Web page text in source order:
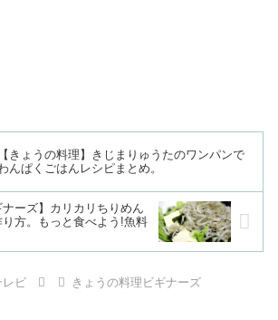
【きょうの料理】きじまりゅうたのワンパンで
んぱくごはんレシピまとめ。
ナーズ】カリカリちりめん
方。もっと食べよう!魚料
レビ きょうの料理ビギナーズ